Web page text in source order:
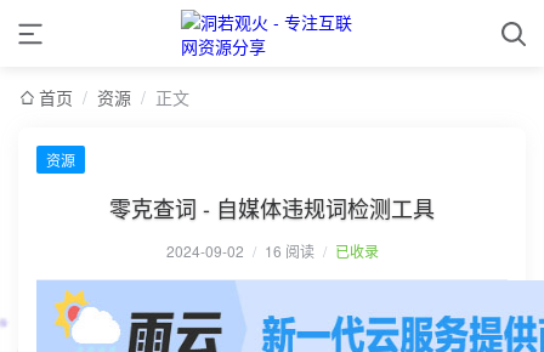
首页 / 资源 / 正文
资源
零克查词 - 自媒体违规词检测工具
2024-09-02 / 16 阅读 / 已收录